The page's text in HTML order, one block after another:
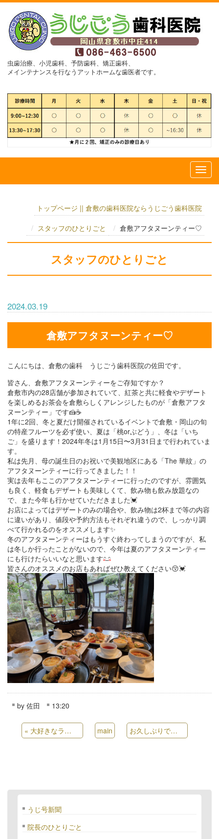
虫歯治療、小児歯科、予防歯科、矯正歯科、
メインテナンスを行なうアットホームな歯医者です。
トップページ || 倉敷の歯科医院ならうじごう歯科医院
スタッフのひとりごと 倉敷アフタヌーンティー♡
スタッフのひとりごと
2024.03.19
倉敷アフタヌーンティー♡
こんにちは、倉敷の歯科 うじごう歯科医院の佐田です。
皆さん、倉敷アフタヌーンティーをご存知ですか？
倉敷市内の28店舗が参加されていて、紅茶と共に軽食やデザート
を楽しめるお茶会を倉敷らしくアレンジしたものが「倉敷アフタ
ヌーンティー」です🍰☕️
1年に2回、冬と夏だけ開催されているイベントで倉敷・岡山の旬
の特産フルーツを必ず使い、夏は「桃orぶどう」、冬は「いち
ご」を盛ります！2024年冬は1月15日〜3月31日まで行われていま
す。
私は先月、母の誕生日のお祝いで美観地区にある「The 華紋」の
アフタヌーンティーに行ってきました！！
実は去年もここのアフタヌーンティーに行ったのですが、雰囲気
も良く、軽食もデザートも美味しくて、飲み物も飲み放題なの
で、また今年も行かせていただきました💓
お店によってはデザートのみの場合や、飲み物は2杯まで等の内容
に違いがあり、値段や予約方法もそれぞれ違うので、しっかり調
べて行かれるのをオススメします✨
冬のアフタヌーンティーはもうすぐ終わってしまうのですが、私
は冬しか行ったことがないので、今年は夏のアフタヌーンティー
にも行けたらいいなと思います
皆さんのオススメのお店もあればぜひ教えてください😚💓
by 佐田 13:20
« 大好きなライブに行ってきました！ main お久しぶりです
うじ号新聞
院長のひとりごと